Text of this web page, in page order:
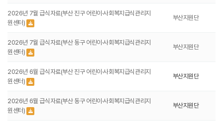
2026년 7월 급식자료(부산 진구 어린이·사회복지급식관리지
원센터)
부산지원단
2026년 7월 급식자료(부산 동구 어린이·사회복지급식관리지
원센터)
부산지원단
2026년 6월 급식자료(부산 진구 어린이·사회복지급식관리지
원센터)
부산지원단
2026년 6월 급식자료(부산 동구 어린이·사회복지급식관리지
원센터)
부산지원단